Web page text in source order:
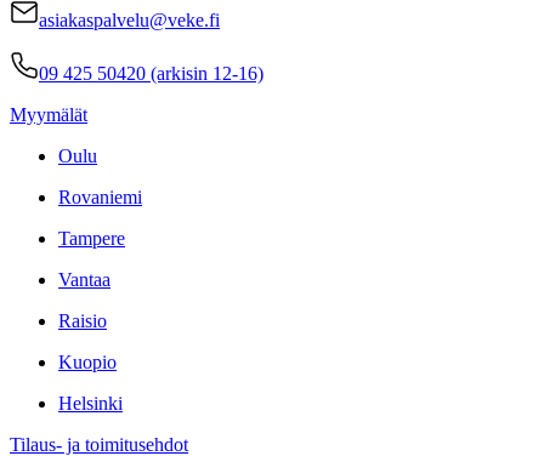
asiakaspalvelu@veke.fi
09 425 50420 (arkisin 12-16)
Myymälät
Oulu
Rovaniemi
Tampere
Vantaa
Raisio
Kuopio
Helsinki
Tilaus- ja toimitusehdot